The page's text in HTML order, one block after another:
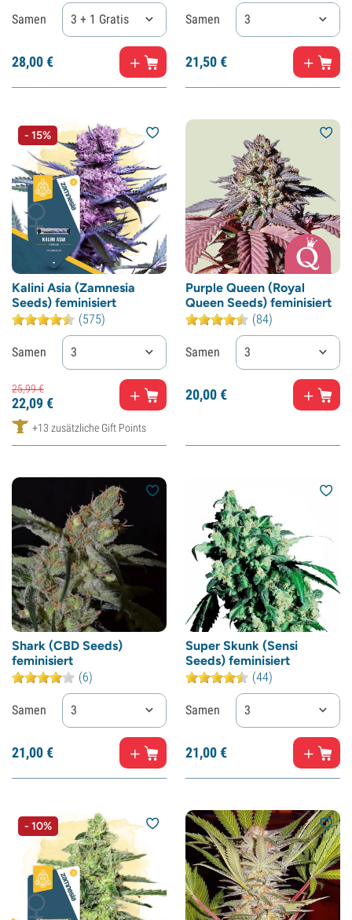
Samen 3 + 1 Gratis
28,00€
Samen 3
21,50€
- 15%
Kalini Asia (Zamnesia
Seeds) feminisiert
(575)
Samen 3
25,99€
22,09€
+13 zusätzliche Gift Points
Purple Queen (Royal
Queen Seeds) feminisiert
(84)
Samen 3
20,00€
Shark (CBD Seeds)
feminisiert
(6)
Samen 3
21,00€
Super Skunk (Sensi
Seeds) feminisiert
(44)
Samen 3
21,00€
- 10%